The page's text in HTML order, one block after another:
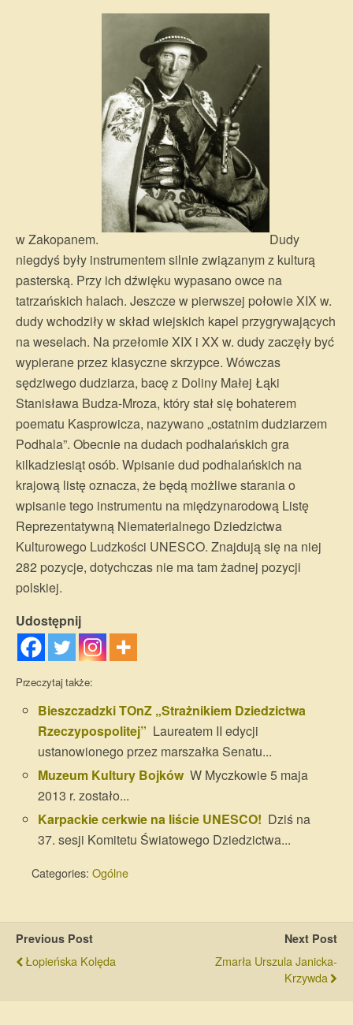
w Zakopanem.
Dudy
niegdyś były instrumentem silnie związanym z kulturą
pasterską. Przy ich dźwięku wypasano owce na
tatrzańskich halach. Jeszcze w pierwszej połowie XIX w.
dudy wchodziły w skład wiejskich kapel przygrywających
na weselach. Na przełomie XIX i XX w. dudy zaczęły być
wypierane przez klasyczne skrzypce. Wówczas
sędziwego dudziarza, bacę z Doliny Małej Łąki
Stanisława Budza-Mroza, który stał się bohaterem
poematu Kasprowicza, nazywano „ostatnim dudziarzem
Podhala”. Obecnie na dudach podhalańskich gra
kilkadziesiąt osób. Wpisanie dud podhalańskich na
krajową listę oznacza, że będą możliwe starania o
wpisanie tego instrumentu na międzynarodową Listę
Reprezentatywną Niematerialnego Dziedzictwa
Kulturowego Ludzkości UNESCO. Znajdują się na niej
282 pozycje, dotychczas nie ma tam żadnej pozycji
polskiej.
Udostępnij
Przeczytaj także:
Bieszczadzki TOnZ „Strażnikiem Dziedzictwa
Rzeczypospolitej” Laureatem II edycji
ustanowionego przez marszałka Senatu...
Muzeum Kultury Bojków W Myczkowie 5 maja
2013 r. zostało...
Karpackie cerkwie na liście UNESCO! Dziś na
37. sesji Komitetu Światowego Dziedzictwa...
Categories: Ogólne
Previous Post
Łopieńska Kolęda
Next Post
Zmarła Urszula Janicka-
Krzywda